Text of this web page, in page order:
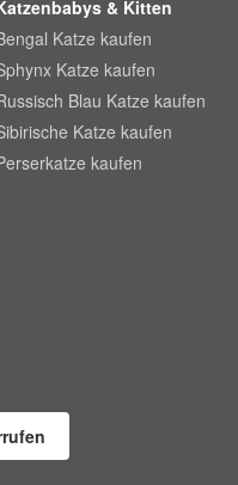
& Kitten
Katze kaufen
Katze kaufen
Blau Katze kaufen
Katze kaufen
kaufen